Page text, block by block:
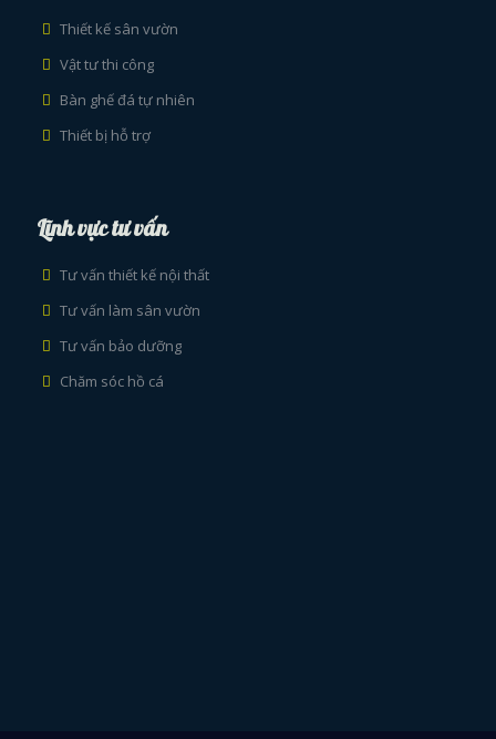
Thiết kế sân vườn
Vật tư thi công
Bàn ghế đá tự nhiên
Thiết bị hỗ trợ
Lĩnh vực tư vấn
Tư vấn thiết kế nội thất
Tư vấn làm sân vườn
Tư vấn bảo dưỡng
Chăm sóc hồ cá